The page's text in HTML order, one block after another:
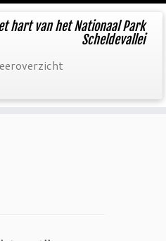
hart van het Nationaal Park
Scheldevallei